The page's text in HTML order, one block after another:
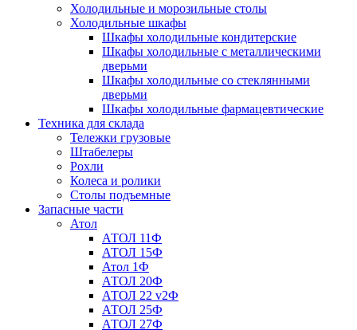
Холодильные и морозильные столы
Холодильные шкафы
Шкафы холодильные кондитерские
Шкафы холодильные с металлическими
дверьми
Шкафы холодильные со стеклянными
дверьми
Шкафы холодильные фармацевтические
Техника для склада
Тележки грузовые
Штабелеры
Рохли
Колеса и ролики
Столы подъемные
Запасные части
Атол
АТОЛ 11Ф
АТОЛ 15Ф
Атол 1Ф
АТОЛ 20Ф
АТОЛ 22 v2Ф
АТОЛ 25Ф
АТОЛ 27Ф